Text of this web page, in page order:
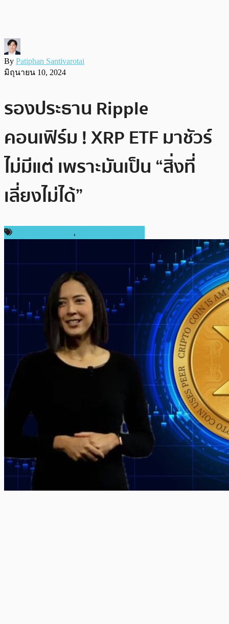
By Patiphan Santivarotai
มิถุนายน 10, 2024
รองประธาน Ripple
คอนเฟิร์ม ! XRP ETF มาชัวร์
ไม่มีแต่ เพราะมันเป็น “สิ่งที่
เลี่ยงไม่ได้”
,